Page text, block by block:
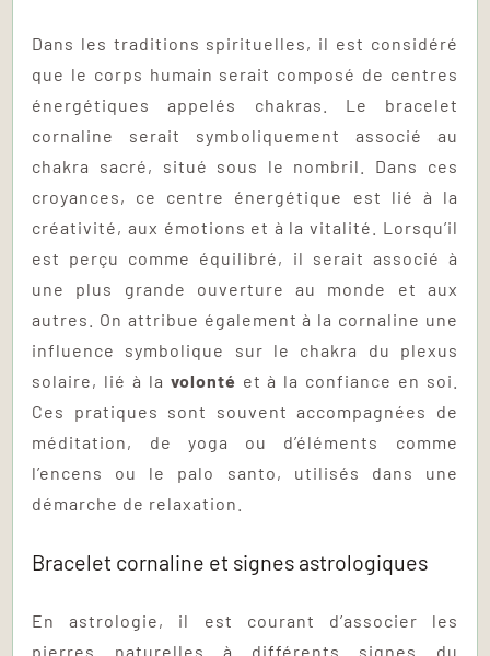
Dans les traditions spirituelles, il est considéré
que le corps humain serait composé de centres
énergétiques appelés chakras. Le bracelet
cornaline serait symboliquement associé au
chakra sacré, situé sous le nombril. Dans ces
croyances, ce centre énergétique est lié à la
créativité, aux émotions et à la vitalité. Lorsqu’il
est perçu comme équilibré, il serait associé à
une plus grande ouverture au monde et aux
autres. On attribue également à la cornaline une
influence symbolique sur le chakra du plexus
solaire, lié à la volonté et à la confiance en soi.
Ces pratiques sont souvent accompagnées de
méditation, de yoga ou d’éléments comme
l’encens ou le palo santo, utilisés dans une
démarche de relaxation.
Bracelet cornaline et signes astrologiques
En astrologie, il est courant d’associer les
pierres naturelles à différents signes du